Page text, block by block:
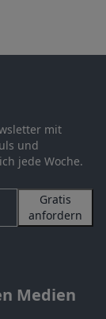
mit
und
jede Woche.
Gratis
anfordern
Medien